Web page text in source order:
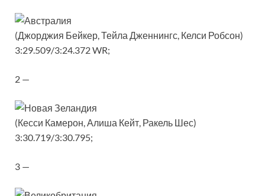
(Джорджия Бейкер, Тейла Дженнингс, Келси Робсон)
3:29.509/3:24.372 WR;
2 —
(Кесси Камерон, Алиша Кейт, Ракель Шес)
3:30.719/3:30.795;
3 —